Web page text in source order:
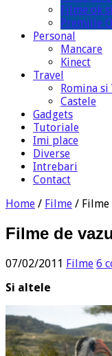
Filme ok
Premiile
Personal
Mancare
Kinect
Travel
Romina
Castele
Gadgets
Tutoriale
Imi place
Diverse
Intrebari
Contact
Home / Filme / Filme
Filme de
07/02/2011 Filme 6
Si altele